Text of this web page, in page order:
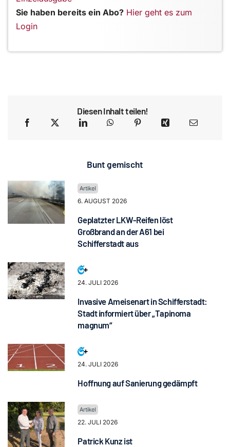
Sie haben bereits ein Abo? Hier geht es zum
Login
Diesen Inhalt teilen!
Bunt gemischt
6. AUGUST 2026
Geplatzter LKW-Reifen löst
Großbrand an der A61 bei
Schifferstadt aus
24. JULI 2026
Invasive Ameisenart in Schifferstadt:
Stadt informiert über „Tapinoma
magnum“
24. JULI 2026
Hoffnung auf Sanierung gedämpft
22. JULI 2026
Patrick Kunz ist